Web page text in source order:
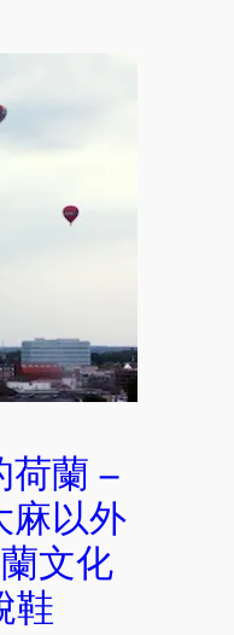
荷蘭 –
麻以外
文化
鞋